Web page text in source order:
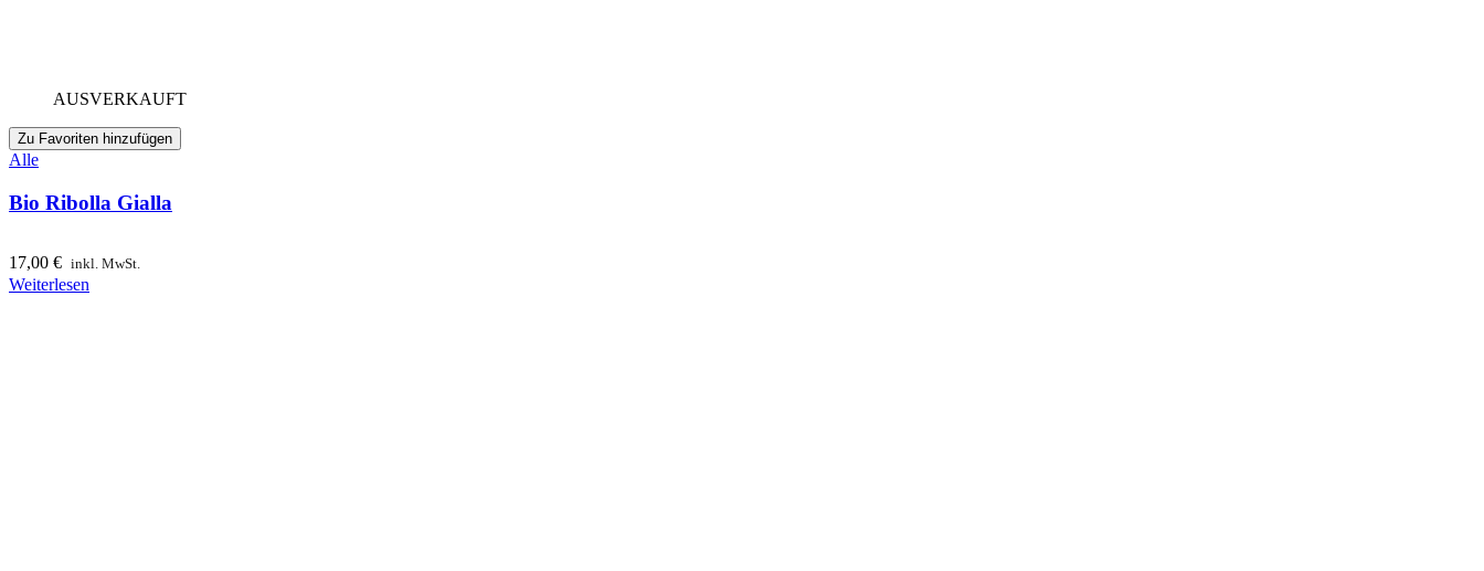
AUSVERKAUFT
Zu Favoriten hinzufügen
Alle
Bio Ribolla Gialla
17,00 € inkl. MwSt.
Weiterlesen